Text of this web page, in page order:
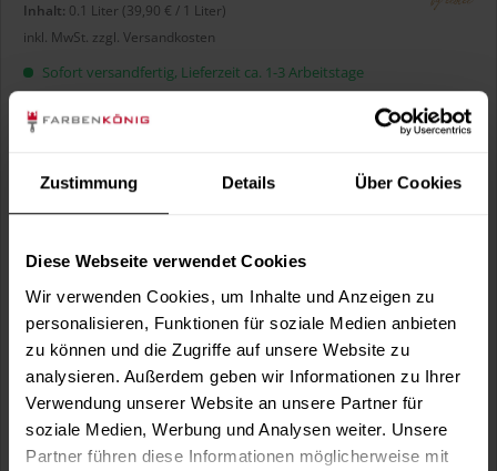
Zustimmung Details Über Cookies
Diese Webseite verwendet Cookies
Wir verwenden Cookies, um Inhalte und Anzeigen zu
personalisieren, Funktionen für soziale Medien anbieten
zu können und die Zugriffe auf unsere Website zu
analysieren. Außerdem geben wir Informationen zu Ihrer
Verwendung unserer Website an unsere Partner für
soziale Medien, Werbung und Analysen weiter. Unsere
Partner führen diese Informationen möglicherweise mit
Inhalt: 0.1 Liter (39,90 € / 1 Liter)
inkl. MwSt. zzgl. Versandkosten
Sofort versandfertig, Lieferzeit ca. 1-3 Arbeitstage
Liter:
Verbrauch berechnen
In denWarenkorb